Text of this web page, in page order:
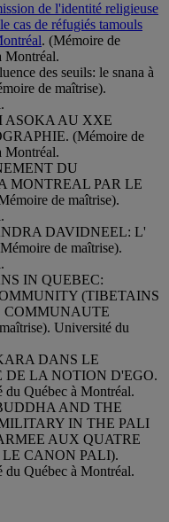
de l'identité religieuse
cas de réfugiés tamouls
. (Mémoire de
Montréal.
des seuils: le snana à
de maîtrise).
ASOKA AU XXE
(Mémoire de
Montréal.
DU
MONTREAL PAR LE
de maîtrise).
DAVIDNEEL: L'
de maîtrise).
IN QUEBEC:
(TIBETAINS
COMMUNAUTE
Université du
DANS LE
LA NOTION D'EGO.
Québec à Montréal.
AND THE
IN THE PALI
AUX QUATRE
CANON PALI).
Québec à Montréal.